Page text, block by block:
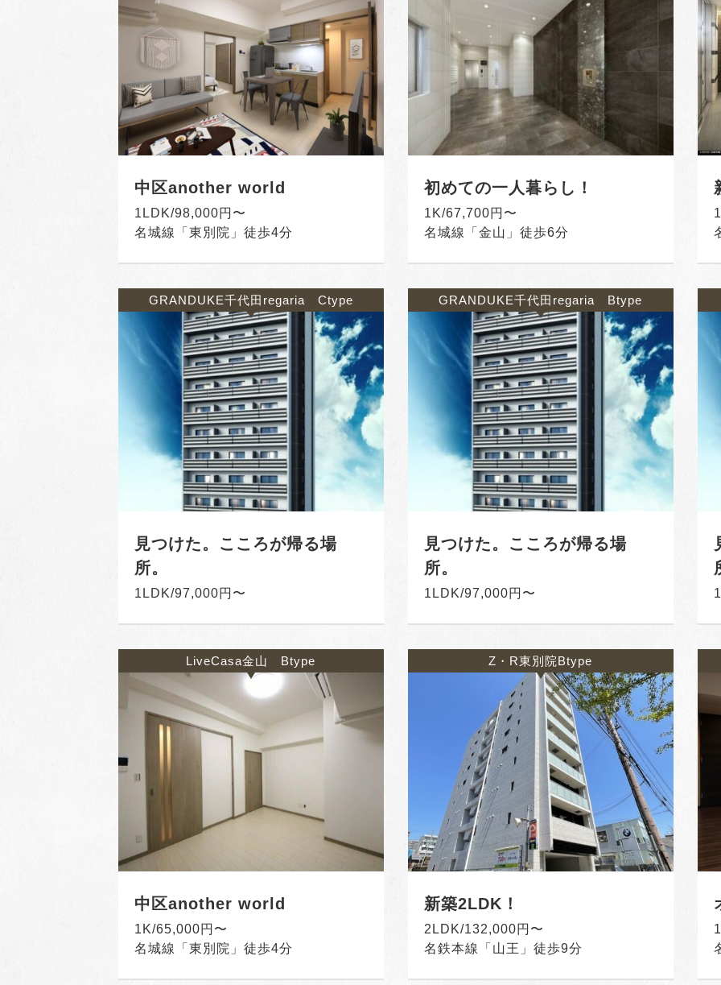
中区another world
1LDK/98,000円〜
名城線「東別院」徒歩4分
初めての一人暮らし！
1K/67,700円〜
名城線「金山」徒歩6分
GRANDUKE千代田regaria Ctype
見つけた。こころが帰る場
所。
1LDK/97,000円〜
GRANDUKE千代田regaria Btype
見つけた。こころが帰る場
所。
1LDK/97,000円〜
LiveCasa金山 Btype
中区another world
1K/65,000円〜
名城線「東別院」徒歩4分
Z・R東別院Btype
新築2LDK！
2LDK/132,000円〜
名鉄本線「山王」徒歩9分